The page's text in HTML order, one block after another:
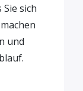
sich
und